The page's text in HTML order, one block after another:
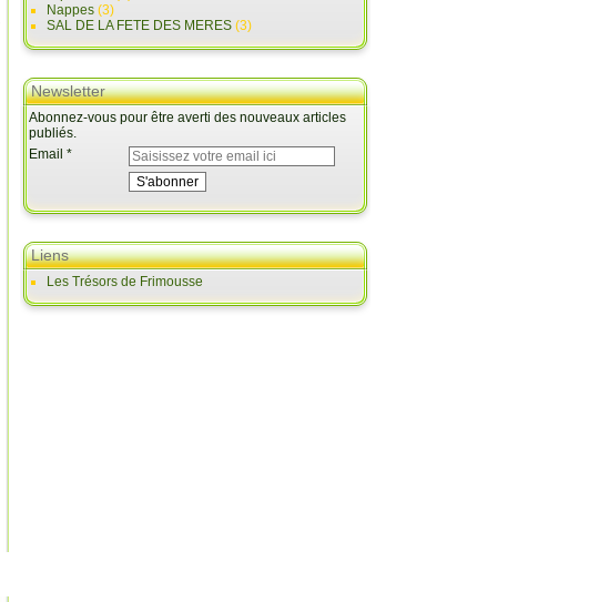
Nappes (3)
SAL DE LA FETE DES MERES (3)
Newsletter
Abonnez-vous pour être averti des nouveaux articles
publiés.
Email
Liens
Les Trésors de Frimousse